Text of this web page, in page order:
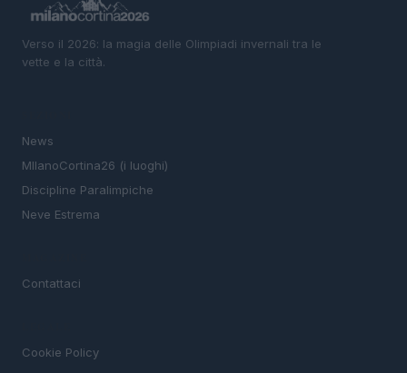
Verso il 2026: la magia delle Olimpiadi invernali tra le
vette e la città.
News
MIlanoCortina26 (i luoghi)
Discipline Paralimpiche
Neve Estrema
Contattaci
Cookie Policy